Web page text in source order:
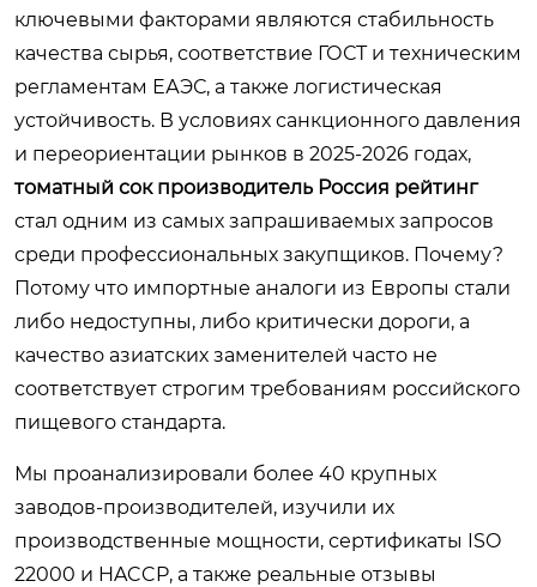
ключевыми факторами являются стабильность
качества сырья, соответствие ГОСТ и техническим
регламентам ЕАЭС, а также логистическая
устойчивость. В условиях санкционного давления
и переориентации рынков в 2025-2026 годах,
томатный сок производитель Россия рейтинг
стал одним из самых запрашиваемых запросов
среди профессиональных закупщиков. Почему?
Потому что импортные аналоги из Европы стали
либо недоступны, либо критически дороги, а
качество азиатских заменителей часто не
соответствует строгим требованиям российского
пищевого стандарта.
Мы проанализировали более 40 крупных
заводов-производителей, изучили их
производственные мощности, сертификаты ISO
22000 и HACCP, а также реальные отзывы